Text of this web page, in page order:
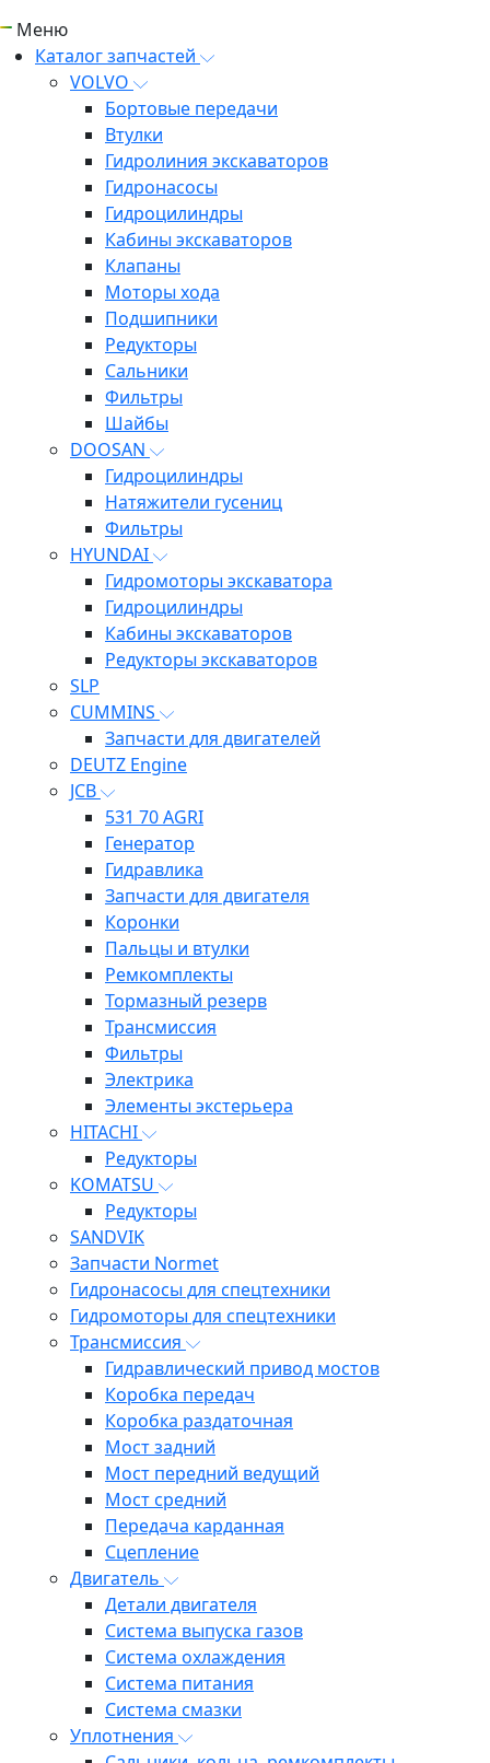
Меню
Каталог запчастей
VOLVO
Бортовые передачи
Втулки
Гидролиния экскаваторов
Гидронасосы
Гидроцилиндры
Кабины экскаваторов
Клапаны
Моторы хода
Подшипники
Редукторы
Сальники
Фильтры
Шайбы
DOOSAN
Гидроцилиндры
Натяжители гусениц
Фильтры
HYUNDAI
Гидромоторы экскаватора
Гидроцилиндры
Кабины экскаваторов
Редукторы экскаваторов
SLP
CUMMINS
Запчасти для двигателей
DEUTZ Engine
JCB
531 70 AGRI
Генератор
Гидравлика
Запчасти для двигателя
Коронки
Пальцы и втулки
Ремкомплекты
Тормазный резерв
Трансмиссия
Фильтры
Электрика
Элементы экстерьера
HITACHI
Редукторы
KOMATSU
Редукторы
SANDVIK
Запчасти Normet
Гидронасосы для спецтехники
Гидромоторы для спецтехники
Трансмиссия
Гидравлический привод мостов
Коробка передач
Коробка раздаточная
Мост задний
Мост передний ведущий
Мост средний
Передача карданная
Сцепление
Двигатель
Детали двигателя
Система выпуска газов
Система охлаждения
Система питания
Система смазки
Уплотнения